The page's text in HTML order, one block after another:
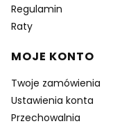
Regulamin
Raty
MOJE KONTO
Twoje zamówienia
Ustawienia konta
Przechowalnia